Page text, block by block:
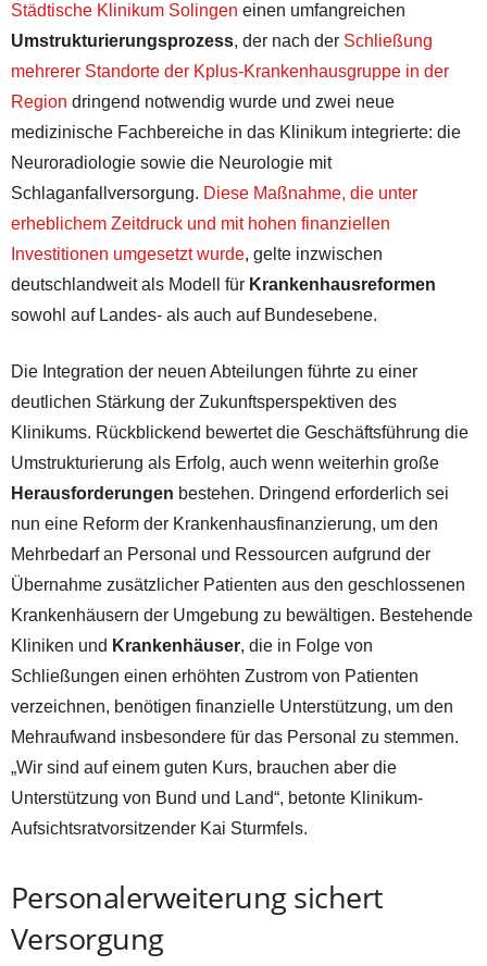
Städtische Klinikum Solingen einen umfangreichen
Umstrukturierungsprozess, der nach der Schließung
mehrerer Standorte der Kplus-Krankenhausgruppe in der
Region dringend notwendig wurde und zwei neue
medizinische Fachbereiche in das Klinikum integrierte: die
Neuroradiologie sowie die Neurologie mit
Schlaganfallversorgung. Diese Maßnahme, die unter
erheblichem Zeitdruck und mit hohen finanziellen
Investitionen umgesetzt wurde, gelte inzwischen
deutschlandweit als Modell für Krankenhausreformen
sowohl auf Landes- als auch auf Bundesebene.
Die Integration der neuen Abteilungen führte zu einer
deutlichen Stärkung der Zukunftsperspektiven des
Klinikums. Rückblickend bewertet die Geschäftsführung die
Umstrukturierung als Erfolg, auch wenn weiterhin große
Herausforderungen bestehen. Dringend erforderlich sei
nun eine Reform der Krankenhausfinanzierung, um den
Mehrbedarf an Personal und Ressourcen aufgrund der
Übernahme zusätzlicher Patienten aus den geschlossenen
Krankenhäusern der Umgebung zu bewältigen. Bestehende
Kliniken und Krankenhäuser, die in Folge von
Schließungen einen erhöhten Zustrom von Patienten
verzeichnen, benötigen finanzielle Unterstützung, um den
Mehraufwand insbesondere für das Personal zu stemmen.
„Wir sind auf einem guten Kurs, brauchen aber die
Unterstützung von Bund und Land“, betonte Klinikum-
Aufsichtsratvorsitzender Kai Sturmfels.
Personalerweiterung sichert
Versorgung